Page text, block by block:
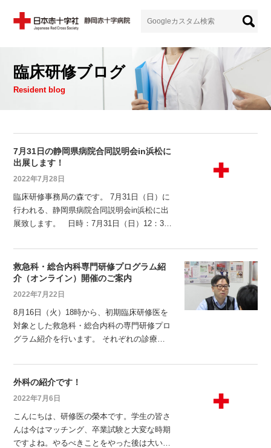
臨床研修ブログ
Resident blog
7月31日の静岡県病院合同説明会in浜松に
出展します！
2022年7月28日
臨床研修事務局の森です。 7月31日（日）に
行われる、静岡県病院合同説明会in浜松に出
展致します。 日時：7月31日（日）12：30
スセンター 31会議室 入口を入って
左手のブースです。 研修医と直接お話しい
ただける機会です。 ぜひご来場ください！
救急科・総合内科専門研修プログラム紹
介（オンライン）開催のご案内
2022年7月22日
8月16日（火）18時から、初期臨床研修医を
対象とした救急科・総合内科の専門研修プロ
グラム紹介を行います。 それぞれの診療科
質問をお受けします。 総合内科・救急科を
志望する方、診療科について悩んでいる方な
ラム説明＋質疑応答） &
外科の紹介です！
2022年7月6日
こんにちは、研修医の榮本です。学生の皆さ
んは今はマッチング、卒業試験と大変な時期
ですよね。やるべきことをやった後は大いに